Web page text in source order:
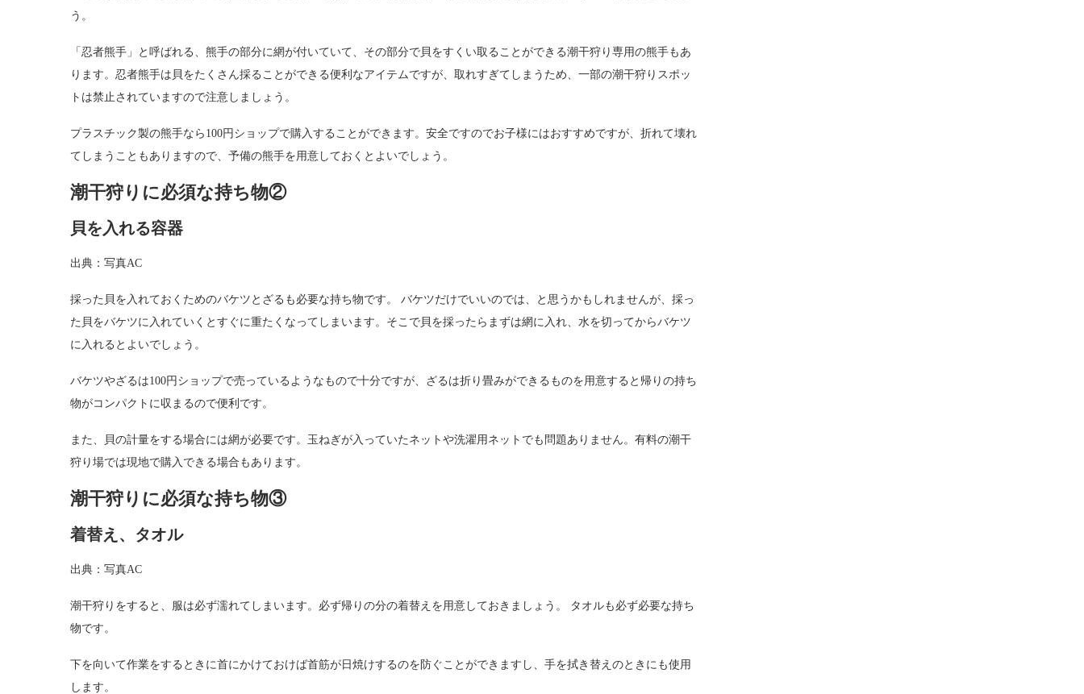
う。
「忍者熊手」と呼ばれる、熊手の部分に網が付いていて、その部分で貝をすくい取ることができる潮干狩り専用の熊手もあ
ります。忍者熊手は貝をたくさん採ることができる便利なアイテムですが、取れすぎてしまうため、一部の潮干狩りスポッ
トは禁止されていますので注意しましょう。
プラスチック製の熊手なら100円ショップで購入することができます。安全ですのでお子様にはおすすめですが、折れて壊れ
てしまうこともありますので、予備の熊手を用意しておくとよいでしょう。
潮干狩りに必須な持ち物②
貝を入れる容器
出典：写真AC
採った貝を入れておくためのバケツとざるも必要な持ち物です。 バケツだけでいいのでは、と思うかもしれませんが、採っ
た貝をバケツに入れていくとすぐに重たくなってしまいます。そこで貝を採ったらまずは網に入れ、水を切ってからバケツ
に入れるとよいでしょう。
バケツやざるは100円ショップで売っているようなもので十分ですが、ざるは折り畳みができるものを用意すると帰りの持ち
物がコンパクトに収まるので便利です。
また、貝の計量をする場合には網が必要です。玉ねぎが入っていたネットや洗濯用ネットでも問題ありません。有料の潮干
狩り場では現地で購入できる場合もあります。
潮干狩りに必須な持ち物③
着替え、タオル
出典：写真AC
潮干狩りをすると、服は必ず濡れてしまいます。必ず帰りの分の着替えを用意しておきましょう。 タオルも必ず必要な持ち
物です。
下を向いて作業をするときに首にかけておけば首筋が日焼けするのを防ぐことができますし、手を拭き替えのときにも使用
します。